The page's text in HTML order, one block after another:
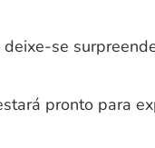
se
pronto para